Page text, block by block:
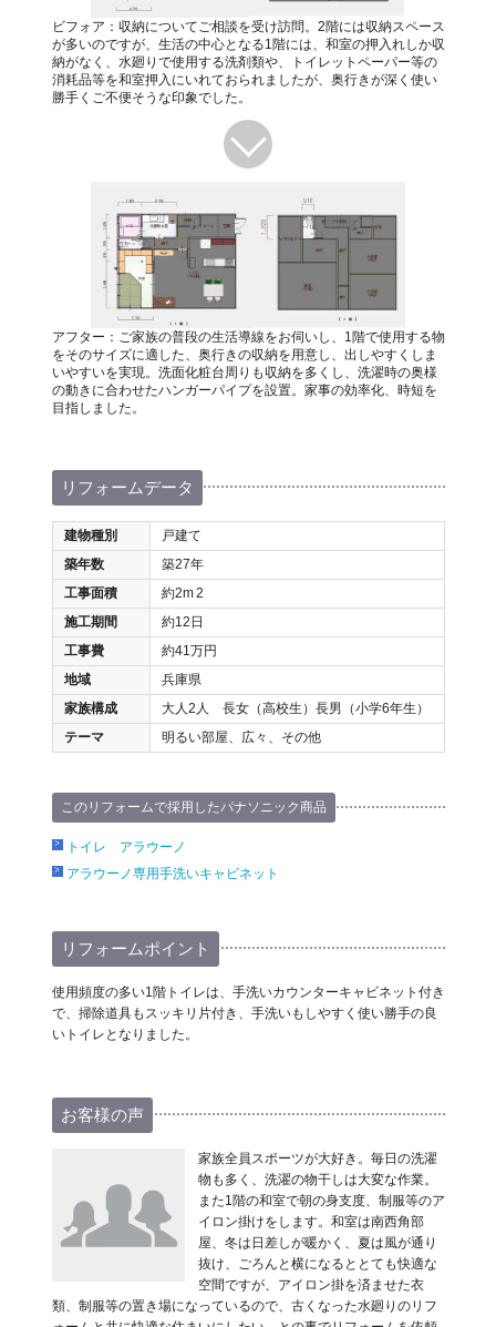
ビフォア：収納についてご相談を受け訪問。2階には収納スペース
が多いのですが、生活の中心となる1階には、和室の押入れしか収
納がなく、水廻りで使用する洗剤類や、トイレットペーパー等の
消耗品等を和室押入にいれておられましたが、奥行きが深く使い
勝手くご不便そうな印象でした。
アフター：ご家族の普段の生活導線をお伺いし、1階で使用する物
をそのサイズに適した、奥行きの収納を用意し、出しやすくしま
いやすいを実現。洗面化粧台周りも収納を多くし、洗濯時の奥様
の動きに合わせたハンガーパイプを設置。家事の効率化、時短を
目指しました。
リフォームデータ
建物種別
戸建て
築年数
築27年
工事面積
約2m2
施工期間
約12日
工事費
約41万円
地域
兵庫県
家族構成
大人2人 長女（高校生）長男（小学6年生）
テーマ
明るい部屋、広々、その他
このリフォームで採用したパナソニック商品
トイレ アラウーノ
アラウーノ専用手洗いキャビネット
リフォームポイント
使用頻度の多い1階トイレは、手洗いカウンターキャビネット付き
で、掃除道具もスッキリ片付き、手洗いもしやすく使い勝手の良
いトイレとなりました。
お客様の声
家族全員スポーツが大好き。毎日の洗濯
物も多く、洗濯の物干しは大変な作業。
また1階の和室で朝の身支度、制服等のア
イロン掛けをします。和室は南西角部
屋、冬は日差しが暖かく、夏は風が通り
抜け、ごろんと横になるととても快適な
空間ですが、アイロン掛を済ませた衣
類、制服等の置き場になっているので、古くなった水廻りのリフ